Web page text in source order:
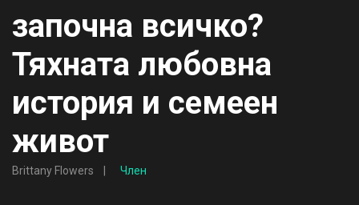
започна всичко?
Тяхната любовна
история и семеен
живот
Brittany Flowers Член